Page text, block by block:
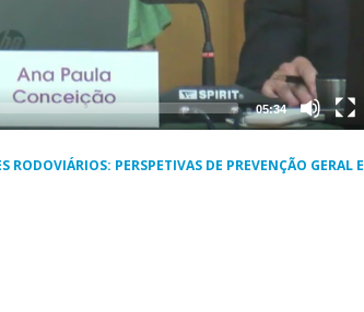
05:34
PERSPETIVAS DE PREVENÇÃO GERAL E